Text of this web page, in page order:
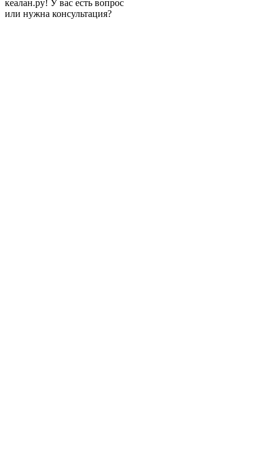
кеалан.ру! У вас есть вопрос
или нужна консультация?